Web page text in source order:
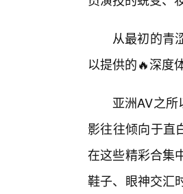
从最初的青
以提供的🔥深度
亚洲AV之
影往往倾向于直
在这些精彩合集
鞋子、眼神交汇